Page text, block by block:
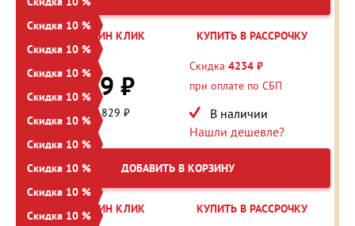
Скидка 10 %
Скидка 10 %
Скидка 10 %
Скидка 10 %
Скидка 10 %
Скидка 10 %
Скидка 10 %
Скидка 10 %
Скидка 10 %
КУПИТЬ В ОДИН КЛИК
КУПИТЬ В РАССРОЧКУ
43 459 ₽
Экономия: 4 829 ₽
Скидка 4234 ₽
при оплате по СБП
В наличии
Нашли дешевле?
ДОБАВИТЬ В КОРЗИНУ
КУПИТЬ В ОДИН КЛИК
КУПИТЬ В РАССРОЧКУ